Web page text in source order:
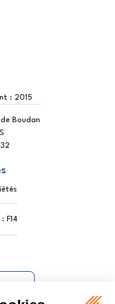
: 2015
Boudan
: F14